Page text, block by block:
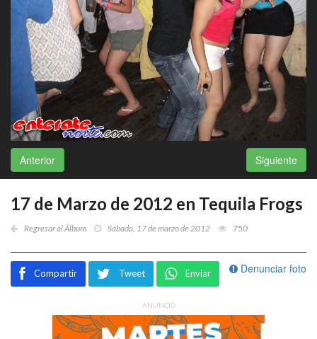
Anterior Siguiente
17 de Marzo de 2012 en Tequila Frogs
Regresar al Álbum Sábado, 17 de marzo de 2012 750
Denunciar foto
Compartir Tweet Enviar
ANUNCIO